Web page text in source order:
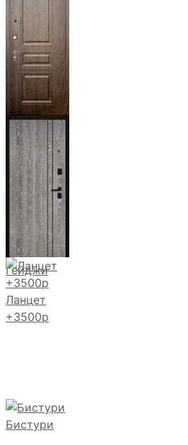
Магистр
Дуб кантри
тёмный
Гейджи
Ланцет
+3500р
Бистури